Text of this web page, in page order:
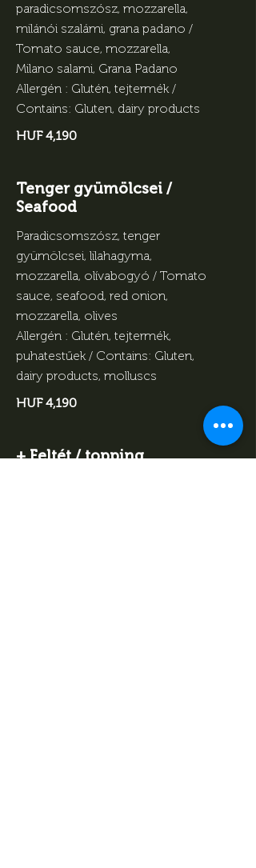
paradicsomszósz, mozzarella,
milánói szalámi, grana padano /
Tomato sauce, mozzarella,
Milano salami, Grana Padano
Allergén : Glutén, tejtermék /
Contains: Gluten, dairy products
HUF 4,190
Tenger gyümölcsei /
Seafood
Paradicsomszósz, tenger
gyümölcsei, lilahagyma,
mozzarella, olívabogyó / Tomato
sauce, seafood, red onion,
mozzarella, olives
Allergén : Glutén, tejtermék,
puhatestűek / Contains: Gluten,
dairy products, molluscs
HUF 4,190
+ Feltét / topping